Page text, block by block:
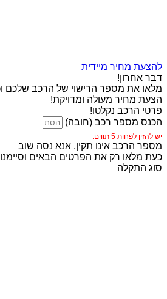
להצעת מחיר מיידית
דבר אחרון!
מלאו את מספר הרישוי של הרכב שלכם
הצעת מחיר מעולה ומדויקת!
פרטי הרכב נקלטו!
הכנס מספר רכב (חובה)
יש להזין לפחות 5 תווים.
מספר הרכב אינו תקין, אנא נסה שוב
כעת מלאו רק את הפרטים הבאים וסיימנו
סוג התקלה